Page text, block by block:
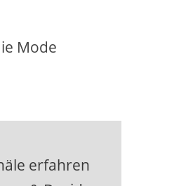
Mode
erfahren